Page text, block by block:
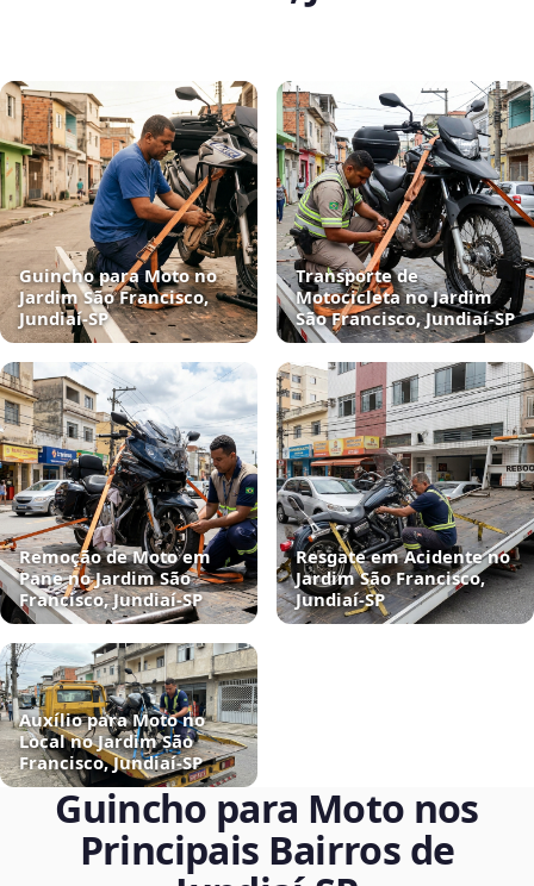
Guincho para Moto no
Jardim São Francisco,
Jundiaí‑SP
Transporte de
Motocicleta no Jardim
São Francisco, Jundiaí‑SP
Remoção de Moto em
Pane no Jardim São
Francisco, Jundiaí‑SP
Resgate em Acidente no
Jardim São Francisco,
Jundiaí‑SP
Auxílio para Moto no
Local no Jardim São
Francisco, Jundiaí‑SP
Guincho para Moto nos
Principais Bairros de